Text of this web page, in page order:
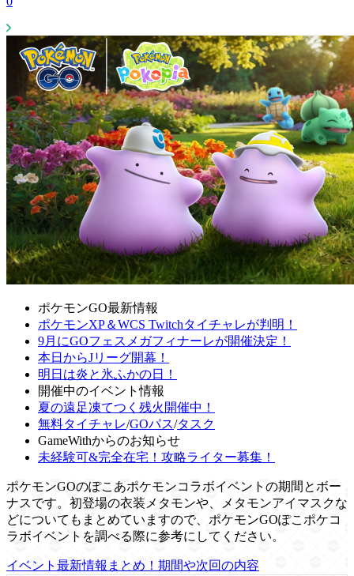
ポケモンGO最新情報
ポケモンXP＆WCS Twitchタイチャレが判明！
9月にGOフェスメガフィナーレが開催決定！
本日からJリーグ開幕！
明日は炎と氷ふかの日！
開催中のイベント情報
夏の遠足凍てつく残火開催中！
無料タイチャレ/GOパス/タスク
GameWithからのお知らせ
未経験可&完全在宅！攻略ライター募集！
ポケモンGOのぽこあポケモンコラボイベントの期間とボー
ナスです。初登場の衣装メタモンや、メタモンアイマスクな
どについてもまとめていますので、ポケモンGOぽこポケコ
ラボイベントを調べる際に参考にしてください。
イベント最新情報まとめ！期間や次回の内容